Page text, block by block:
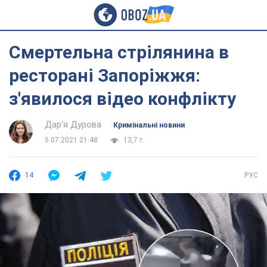
Смертельна стрілянина в
ресторані Запоріжжя:
з'явилося відео конфлікту
Дар'я Дурова
Кримінальні новини
5.07.2021 21:48
13,7 т.
14 РУС